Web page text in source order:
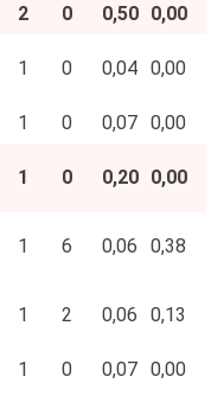
2 0 0,50 0,00
1 0 0,04 0,00
1 0 0,07 0,00
1 0 0,20 0,00
1 6 0,06 0,38
1 2 0,06 0,13
1 0 0,07 0,00